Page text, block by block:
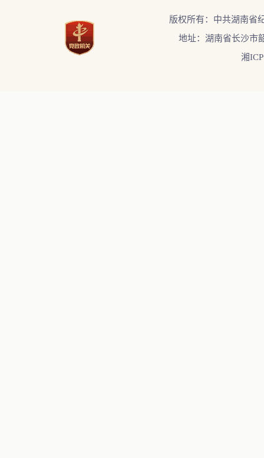
版权所有：中共湖南省
地址：湖南省长沙市
湘